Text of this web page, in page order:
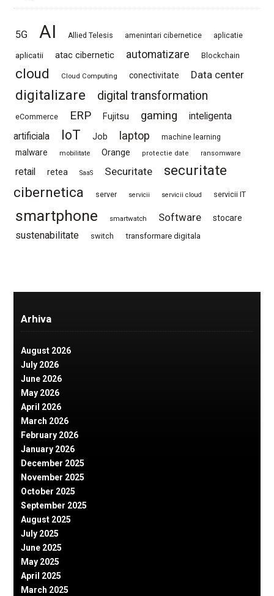
5G AI Allied Telesis amenintari cibernetice aplicatie
aplicatii atac cibernetic automatizare Blockchain
cloud Cloud Computing conectivitate Data center
digitalizare digital transformation
eCommerce ERP Fujitsu gaming
inteligenta
artificiala
IoT Job laptop machine learning
malware mobilitate Orange protectie date ransomware
retail retea SaaS Securitate
securitate
cibernetica
server servicii servicii cloud servicii IT
smartphone smartwatch Software stocare
sustenabilitate switch transformare digitala
Arhiva
August 2026
July 2026
June 2026
May 2026
April 2026
March 2026
February 2026
January 2026
December 2025
November 2025
October 2025
September 2025
August 2025
July 2025
June 2025
May 2025
April 2025
March 2025